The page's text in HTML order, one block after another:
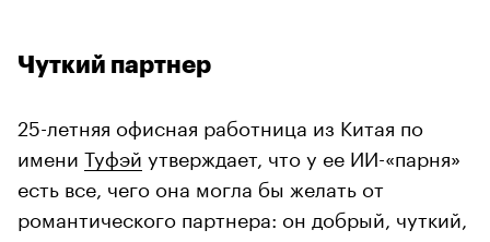
Чуткий партнер
25-летняя офисная работница из Китая по
имени Туфэй утверждает, что у ее ИИ-«парня»
есть все, чего она могла бы желать от
романтического партнера: он добрый, чуткий,